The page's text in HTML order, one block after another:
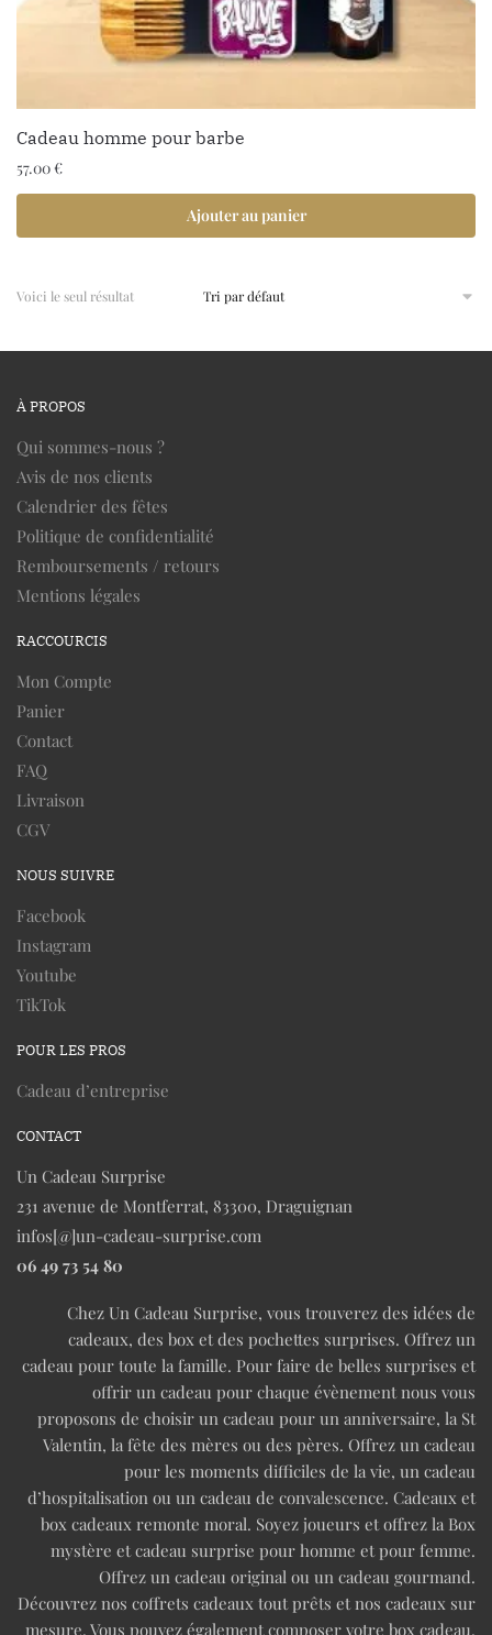
Cadeau homme pour barbe
57.00€
Ajouter au panier
Voici le seul résultat
À PROPOS
Qui sommes-nous ?
Avis de nos clients
Calendrier des fêtes
Politique de confidentialité
Remboursements / retours
Mentions légales
RACCOURCIS
Mon Compte
Panier
Contact
FAQ
Livraison
CGV
NOUS SUIVRE
Facebook
Instagram
Youtube
TikTok
POUR LES PROS
Cadeau d’entreprise
CONTACT
Un Cadeau Surprise
231 avenue de Montferrat, 83300, Draguignan
infos[@]un-cadeau-surprise.com
06 49 73 54 80
Chez Un Cadeau Surprise, vous trouverez des idées de
cadeaux, des box et des pochettes surprises. Offrez un
cadeau pour toute la famille. Pour faire de belles surprises et
offrir un cadeau pour chaque évènement nous vous
proposons de choisir un cadeau pour un anniversaire, la St
Valentin, la fête des mères ou des pères. Offrez un cadeau
pour les moments difficiles de la vie, un cadeau
d’hospitalisation ou un cadeau de convalescence. Cadeaux et
box cadeaux remonte moral. Soyez joueurs et offrez la Box
mystère et cadeau surprise pour homme et pour femme.
Offrez un cadeau original ou un cadeau gourmand.
Découvrez nos coffrets cadeaux tout prêts et nos cadeaux sur
mesure. Vous pouvez également composer votre box cadeau.